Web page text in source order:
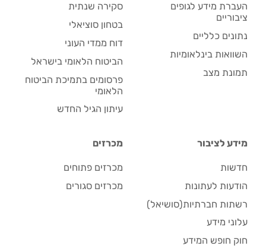
העברת מידע לגופים
ציבוריים
נתונים כלליים
השוואות בינלאומיות
תמונת מצב
סקירה שנתית
בטחון סוציאלי
דוח ממדי העוני
הביטוח הלאומי בישראל
פרסומים בתמיכת הביטוח
הלאומי
עיתון הגיל החדש
מידע לציבור
חדשות
הודעות לעתונות
רשתות חברתיות(סושיאל)
עלוני מידע
חוק חופש המידע
מכרזים
מכרזים פתוחים
מכרזים סגורים